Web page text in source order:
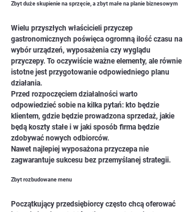
Zbyt duże skupienie na sprzęcie, a zbyt małe na planie biznesowym
Wielu przyszłych właścicieli przyczep
gastronomicznych poświęca ogromną ilość czasu na
wybór urządzeń, wyposażenia czy wyglądu
przyczepy. To oczywiście ważne elementy, ale równie
istotne jest przygotowanie odpowiedniego planu
działania.
Przed rozpoczęciem działalności warto
odpowiedzieć sobie na kilka pytań: kto będzie
klientem, gdzie będzie prowadzona sprzedaż, jakie
będą koszty stałe i w jaki sposób firma będzie
zdobywać nowych odbiorców.
Nawet najlepiej wyposażona przyczepa nie
zagwarantuje sukcesu bez przemyślanej strategii.
Zbyt rozbudowane menu
Początkujący przedsiębiorcy często chcą oferować